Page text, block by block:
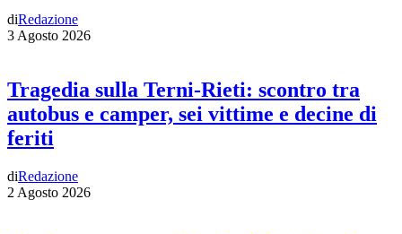
diRedazione
3 Agosto 2026
Tragedia sulla Terni-Rieti: scontro tra
autobus e camper, sei vittime e decine di
feriti
diRedazione
2 Agosto 2026